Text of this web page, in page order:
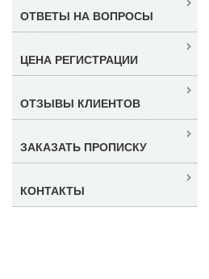
ОТВЕТЫ НА ВОПРОСЫ
ЦЕНА РЕГИСТРАЦИИ
ОТЗЫВЫ КЛИЕНТОВ
ЗАКАЗАТЬ ПРОПИСКУ
КОНТАКТЫ